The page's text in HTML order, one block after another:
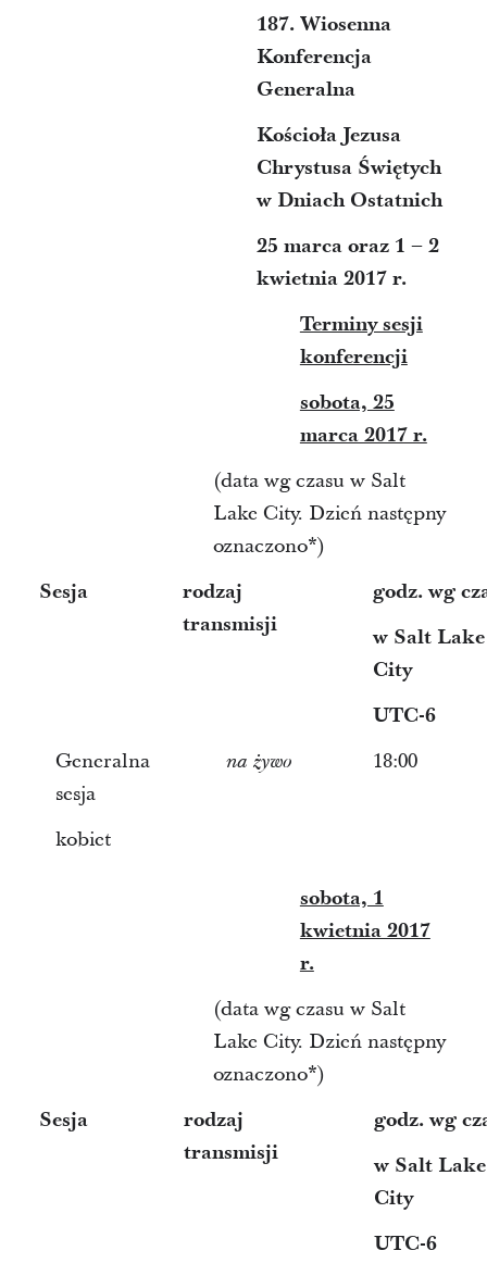
187. Wiosenna
Konferencja
Generalna
Kościoła Jezusa
Chrystusa Świętych
w Dniach Ostatnich
25 marca oraz 1 – 2
kwietnia 2017 r.
Terminy sesji
konferencji
sobota, 25
marca 2017 r.
(data wg czasu w Salt
Lake City. Dzień następny
oznaczono*)
Sesja
rodzaj
transmisji
godz. wg
w Salt Lake
City
UTC-6
Generalna
sesja
kobiet
na żywo 18:00
sobota, 1
kwietnia 2017
r.
(data wg czasu w Salt
Lake City. Dzień następny
oznaczono*)
Sesja
rodzaj
transmisji
godz. wg
w Salt Lake
City
UTC-6